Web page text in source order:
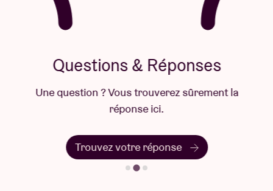
Questions & Réponses
Une question ? Vous trouverez sûrement la
réponse ici.
Trouvez votre réponse